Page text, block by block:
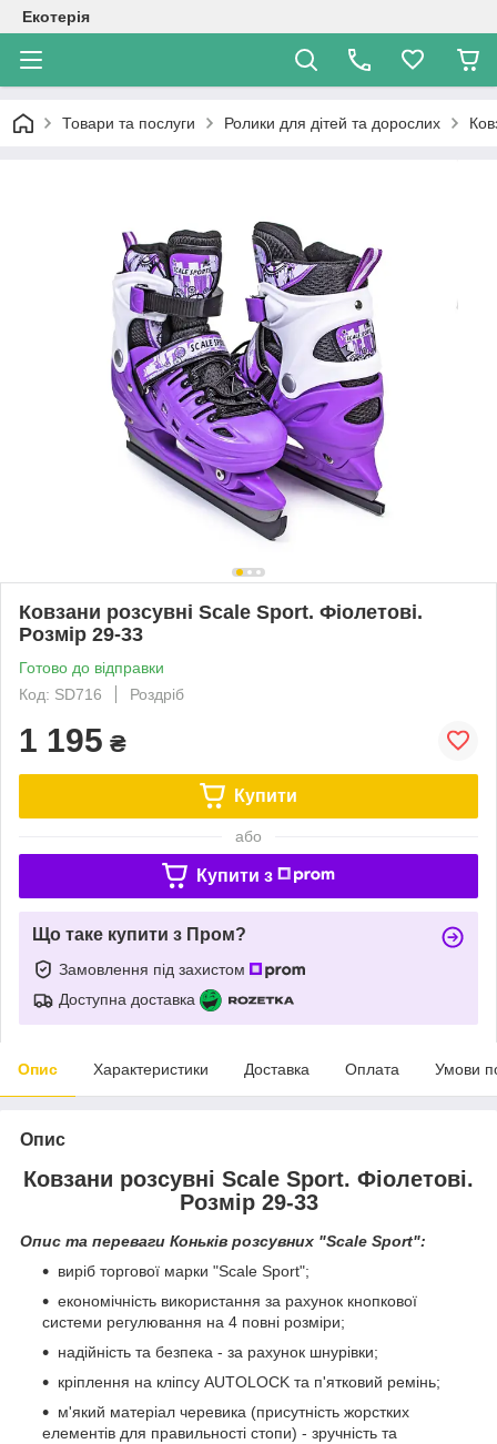
Екотерія
Товари та послуги Ролики для дітей та дорослих
Ковзани розсувні Scale Sport. Фіолетові.
Розмір 29-33
Готово до відправки
Код: SD716
Роздріб
1 195 ₴
Купити
або
Купити з
Що таке купити з Пром?
Замовлення під захистом
Доступна доставка
Опис Характеристики Доставка Оплата Умови
Опис
Ковзани розсувні Scale Sport. Фіолетові.
Розмір 29-33
Опис та переваги Коньків розсувних "Scale Sport":
виріб торгової марки "Scale Sport";
економічність використання за рахунок кнопкової
системи регулювання на 4 повні розміри;
надійність та безпека - за рахунок шнурівки;
кріплення на кліпсу AUTОLOCK та п'ятковий ремінь;
м'який матеріал черевика (присутність жорстких
елементів для правильності стопи) - зручність та